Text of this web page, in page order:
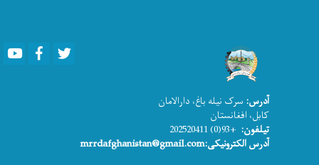
Youtube Facebook
آدرس: سرک نیله باغ، دارالامان
کابل، افغانستان
تیلفون: +93(0) 202520411
آدرس الکترونیکی:mrrdafghanistan@gmail.com